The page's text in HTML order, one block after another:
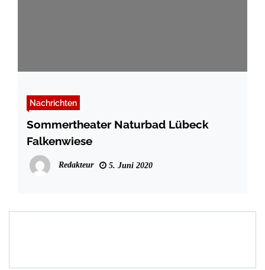
Nachrichten
Sommertheater Naturbad Lübeck
Falkenwiese
Redakteur 5. Juni 2020